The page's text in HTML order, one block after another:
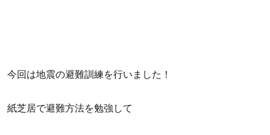
今回は地震の避難訓練を行いました！
紙芝居で避難方法を勉強して